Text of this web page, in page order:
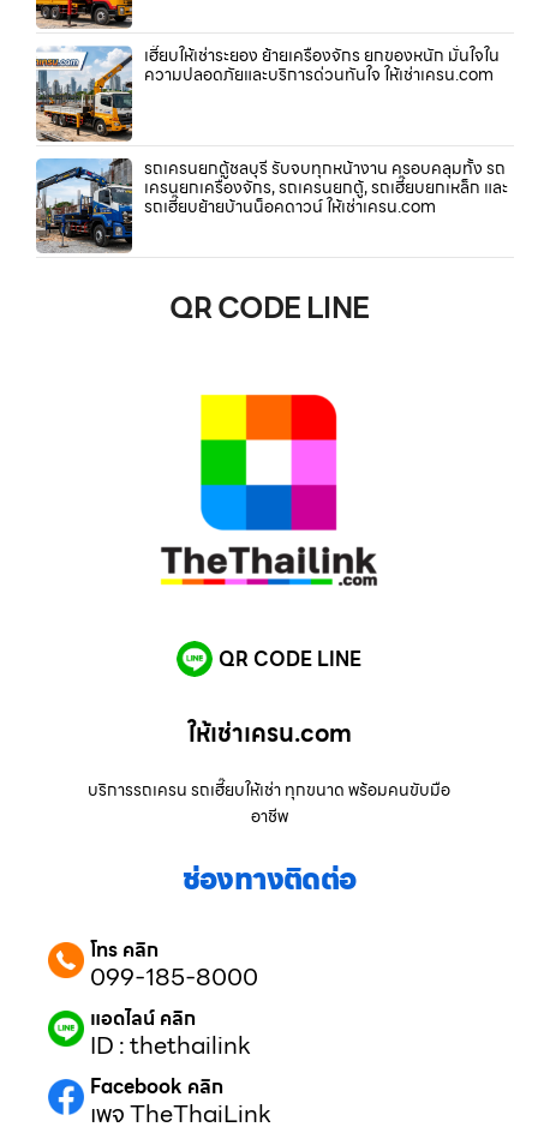
เฮี๊ยบให้เช่าระยอง ย้ายเครื่องจักร ยกของหนัก มั่นใจใน
ความปลอดภัยและบริการด่วนทันใจ ให้เช่าเครน.com
รถเครนยกตู้ชลบุรี รับจบทุกหน้างาน ครอบคลุมทั้ง รถ
เครนยกเครื่องจักร, รถเครนยกตู้, รถเฮี๊ยบยกเหล็ก และ
รถเฮี๊ยบย้ายบ้านน็อคดาวน์ ให้เช่าเครน.com
QR CODE LINE
QR CODE LINE
ให้เช่าเครน.com
บริการรถเครน รถเฮี๊ยบให้เช่า ทุกขนาด พร้อมคนขับมือ
อาชีพ
ช่องทางติดต่อ
โทร คลิก
099-185-8000
แอดไลน์ คลิก
ID : thethailink
Facebook คลิก
เพจ TheThaiLink